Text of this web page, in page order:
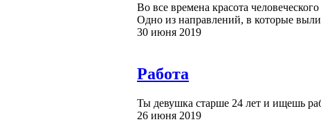
Во все времена красота
Одно из направлений, в которые
30 июня 2019
Работа
Ты девушка старше 24 лет и ищешь
26 июня 2019